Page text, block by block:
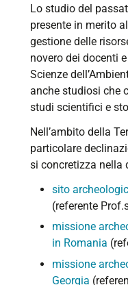
Lo studio del
presente in merito
gestione delle
novero dei docenti
Scienze
anche studiosi che
studi scientifici e
Nell’ambito della
particolare
si concretizza nella
sito
(referente
missione
in Romania
missione
Georgia